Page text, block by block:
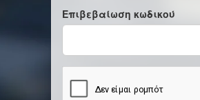
Επιβεβαίωση κωδικού